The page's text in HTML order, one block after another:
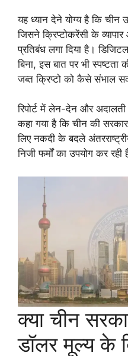
यह ध्यान देने योग्य है कि
जिसने क्रिप्टोकरेंसी के
प्रतिबंध लगा दिया है।
बिना, इस बात पर भी स्पष्टता
जब्त क्रिप्टो को कैसे संभाल
रिपोर्ट में लेन-देन और
कहा गया है कि चीन की
लिए नकदी के बदले
निजी फर्मों का उपयोग कर रही
क्या चीन
डॉलर मूल्य के